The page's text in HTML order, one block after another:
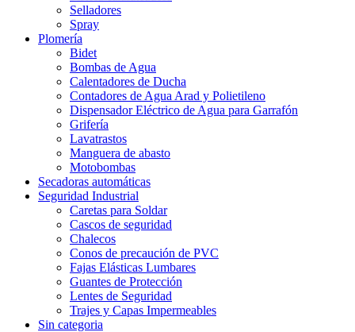
Selladores
Spray
Plomería
Bidet
Bombas de Agua
Calentadores de Ducha
Contadores de Agua Arad y Polietileno
Dispensador Eléctrico de Agua para Garrafón
Grifería
Lavatrastos
Manguera de abasto
Motobombas
Secadoras automáticas
Seguridad Industrial
Caretas para Soldar
Cascos de seguridad
Chalecos
Conos de precaución de PVC
Fajas Elásticas Lumbares
Guantes de Protección
Lentes de Seguridad
Trajes y Capas Impermeables
Sin categoria